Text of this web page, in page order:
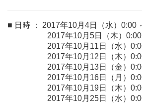
■ 日時 ： 2017年10月4日（水）0:00
2017年10月5日（木）0:00
2017年10月11日（水）0:00
2017年10月12日（木）0:00
2017年10月13日（金）0:00
2017年10月16日（月）0:00
2017年10月19日（木）0:00
2017年10月25日（水）0:00